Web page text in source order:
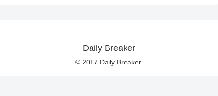
Daily Breaker
© 2017 Daily Breaker.